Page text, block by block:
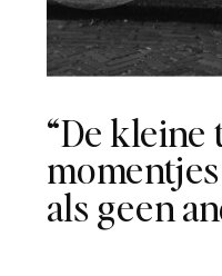
“De
als geen